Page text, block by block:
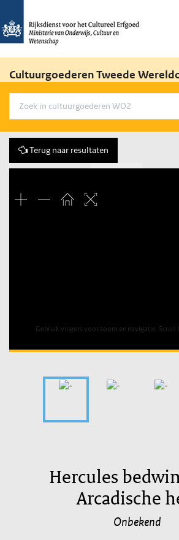
Cultuurgoederen Tweede
Terug naar resultaten
Gebruik vingers voor zoom en navigatie. Scroll
Hercules
Arcadische
Onbekend